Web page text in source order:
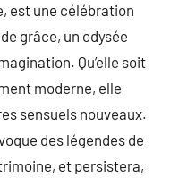
est une célébration
grâce, un odysée
Qu’elle soit
moderne, elle
sensuels nouveaux.
des légendes de
et persistera,